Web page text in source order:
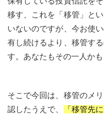
移す、これを「移管」と
いないのですが、今お使
有し続けるより、移管す
す。あなたもその一人かも
そこで今回は、移管のメ
認したうえで、
「移管先